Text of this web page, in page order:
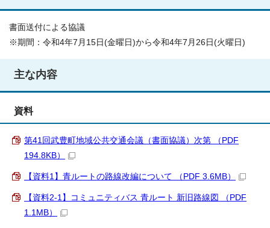
書面送付による協議
※期間：令和4年7月15日(金曜日)から令和4年7月26日(火曜日)
主な内容
資料
第41回武豊町地域公共交通会議（書面協議）次第 （PDF
194.8KB）
【資料1】青ルートの路線改編について （PDF 3.6MB）
【資料2-1】コミュニティバス 青ルート 新旧路線図 （PDF
1.1MB）